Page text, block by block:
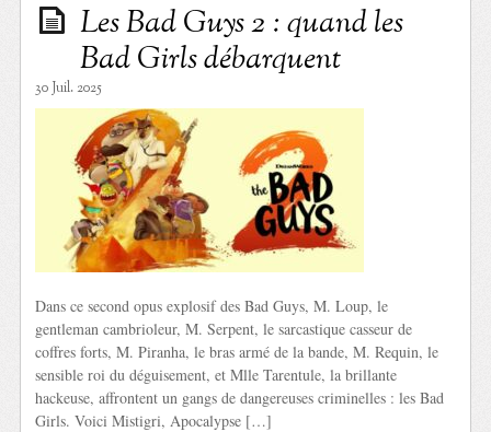
Les Bad Guys 2 : quand les
Bad Girls débarquent
30 Juil. 2025
Dans ce second opus explosif des Bad Guys, M. Loup, le
gentleman cambrioleur, M. Serpent, le sarcastique casseur de
coffres forts, M. Piranha, le bras armé de la bande, M. Requin, le
sensible roi du déguisement, et Mlle Tarentule, la brillante
hackeuse, affrontent un gangs de dangereuses criminelles : les Bad
Girls. Voici Mistigri, Apocalypse […]